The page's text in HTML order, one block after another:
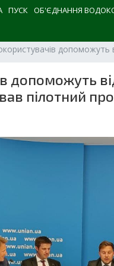
ПУСК ОБ'ЄДНАННЯ
допоможуть
пілотний